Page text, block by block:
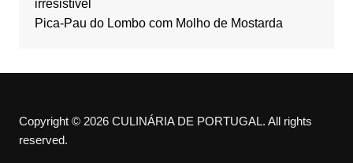
irresistível
Pica-Pau do Lombo com Molho de Mostarda
Copyright © 2026 CULINÁRIA DE PORTUGAL. All rights
reserved.